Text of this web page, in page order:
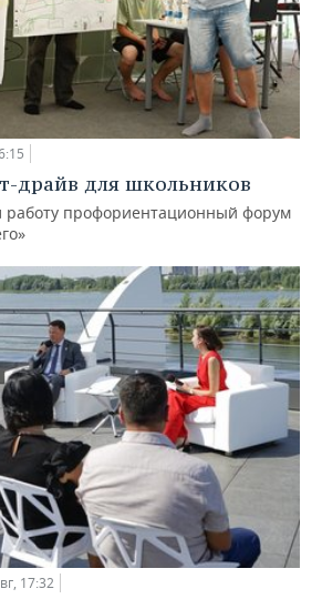
драйв для школьников
работу профориентационный форум
17:32